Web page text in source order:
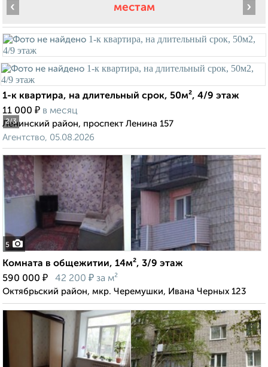
местам
2/3
‹ ›
1-к квартира, на длительный срок, 50м², 4/9 этаж
11 000 ₽ в месяц
Ленинский район, проспект Ленина 157
Агентство, 05.08.2026
5
Комната в общежитии, 14м², 3/9 этаж
590 000 ₽ 42 200 ₽ за м²
Октябрьский район, мкр. Черемушки, Ивана Черных 123